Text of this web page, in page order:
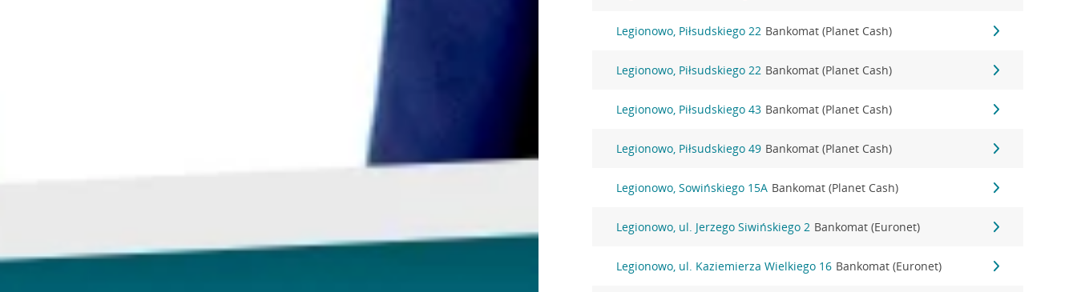
Legionowo, Piłsudskiego 22 Bankomat (Planet Cash)
Legionowo, Piłsudskiego 22 Bankomat (Planet Cash)
Legionowo, Piłsudskiego 43 Bankomat (Planet Cash)
Legionowo, Piłsudskiego 49 Bankomat (Planet Cash)
Legionowo, Sowińskiego 15A Bankomat (Planet Cash)
Legionowo, ul. Jerzego Siwińskiego 2 Bankomat (Euronet)
Legionowo, ul. Kaziemierza Wielkiego 16 Bankomat (Euronet)